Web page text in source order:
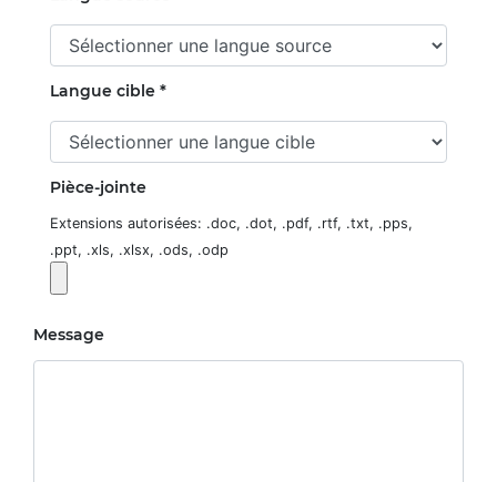
Langue cible *
Pièce-jointe
Extensions autorisées: .doc, .dot, .pdf, .rtf, .txt, .pps,
.ppt, .xls, .xlsx, .ods, .odp
Message